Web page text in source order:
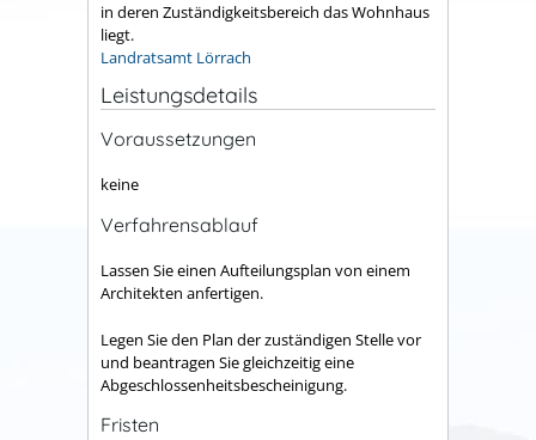
in deren Zuständigkeitsbereich das Wohnhaus
liegt.
Landratsamt Lörrach
Leistungsdetails
Voraussetzungen
keine
Verfahrensablauf
Lassen Sie einen Aufteilungsplan von einem
Architekten anfertigen.
Legen Sie den Plan der zuständigen Stelle vor
und beantragen Sie gleichzeitig eine
Abgeschlossenheitsbescheinigung.
Fristen